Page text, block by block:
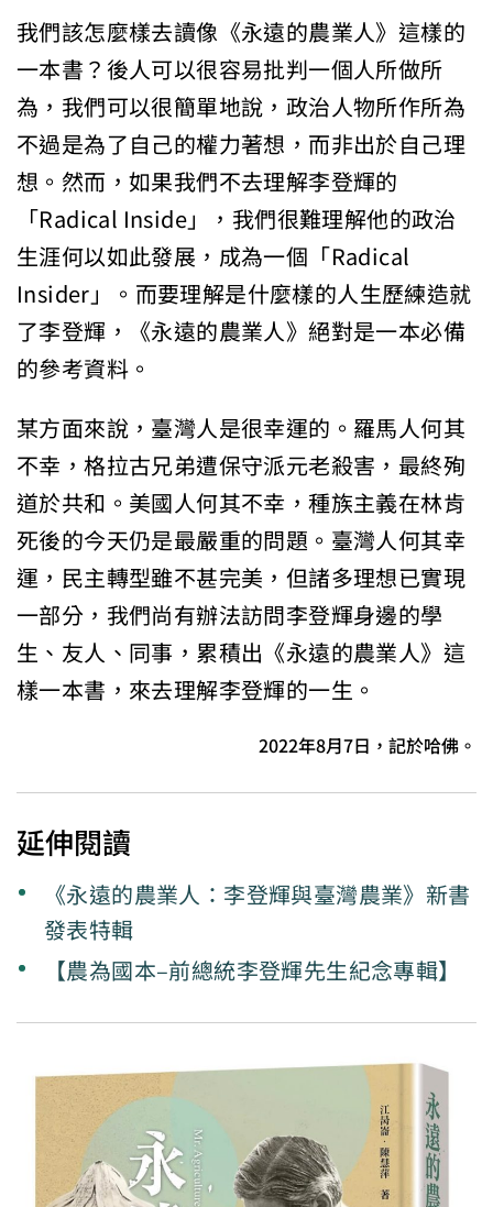
我們該怎麼樣去讀像《永遠的農業人》這樣的
一本書？後人可以很容易批判一個人所做所
為，我們可以很簡單地說，政治人物所作所為
不過是為了自己的權力著想，而非出於自己理
想。然而，如果我們不去理解李登輝的
「Radical Inside」，我們很難理解他的政治
生涯何以如此發展，成為一個「Radical
Insider」。而要理解是什麼樣的人生歷練造就
了李登輝，《永遠的農業人》絕對是一本必備
的參考資料。
某方面來說，臺灣人是很幸運的。羅馬人何其
不幸，格拉古兄弟遭保守派元老殺害，最終殉
道於共和。美國人何其不幸，種族主義在林肯
死後的今天仍是最嚴重的問題。臺灣人何其幸
運，民主轉型雖不甚完美，但諸多理想已實現
一部分，我們尚有辦法訪問李登輝身邊的學
生、友人、同事，累積出《永遠的農業人》這
樣一本書，來去理解李登輝的一生。
2022年8月7日，記於哈佛。
延伸閱讀
《永遠的農業人：李登輝與臺灣農業》新書
發表特輯
【農為國本–前總統李登輝先生紀念專輯】